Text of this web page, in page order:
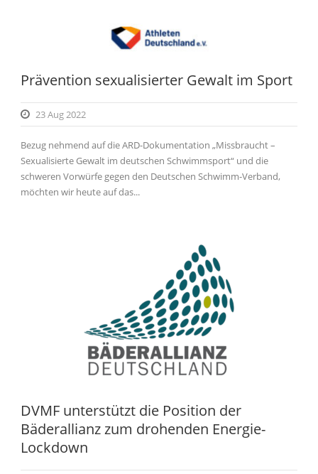
Prävention sexualisierter Gewalt im Sport
23 Aug 2022
Bezug nehmend auf die ARD-Dokumentation „Missbraucht –
Sexualisierte Gewalt im deutschen Schwimmsport“ und die
schweren Vorwürfe gegen den Deutschen Schwimm-Verband,
möchten wir heute auf das...
DVMF unterstützt die Position der
Bäderallianz zum drohenden Energie-
Lockdown